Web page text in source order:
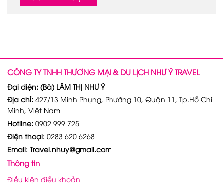
CÔNG TY TNHH THƯƠNG MẠI & DU LỊCH NHƯ Ý TRAVEL
Đại diện: (Bà) LÂM THỊ NHƯ Ý
Địa chỉ: 427/13 Minh Phụng, Phường 10, Quận 11, Tp.Hồ Chí
Minh, Việt Nam
Hotline: 0902 999 725
Điện thoại: 0283 620 6268
Email: Travel.nhuy@gmail.com
Thông tin
Điều kiện điều khoản